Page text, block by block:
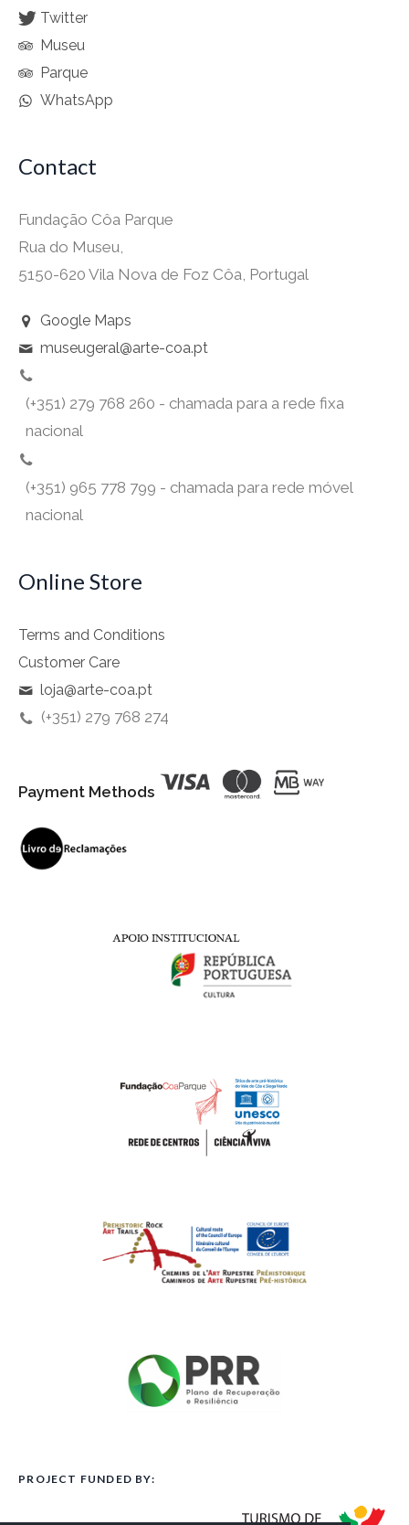
Twitter
Museu
Parque
WhatsApp
Contact
Fundação Côa Parque
Rua do Museu,
5150-620 Vila Nova de Foz Côa, Portugal
Google Maps
museugeral@arte-coa.pt
(+351) 279 768 260 - chamada para a rede fixa
nacional
(+351) 965 778 799 - chamada para rede móvel
nacional
Online Store
Terms and Conditions
Customer Care
loja@arte-coa.pt
(+351) 279 768 274
Payment Methods
PROJECT FUNDED BY: